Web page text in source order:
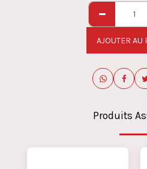
AJOUTER AU
Produits